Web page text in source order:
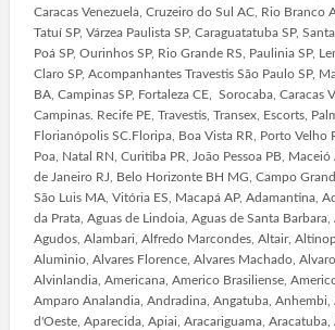
Caracas Venezuela, Cruzeiro do Sul AC, Rio Branco
Tatuí SP, Várzea Paulista SP, Caraguatatuba SP,
Poá SP, Ourinhos SP, Rio Grande RS, Paulinia SP,
Claro SP, Acompanhantes Travestis São Paulo SP,
BA, Campinas SP, Fortaleza CE, Sorocaba, Caracas
Campinas. Recife PE, Travestis, Transex, Escorts,
Florianópolis SC.Floripa, Boa Vista RR, Porto Velho
Poa, Natal RN, Curitiba PR, João Pessoa PB, Maceió
de Janeiro RJ, Belo Horizonte BH MG, Campo
São Luis MA, Vitória ES, Macapá AP, Adamantina,
da Prata, Aguas de Lindoia, Aguas de Santa Barbara,
Agudos, Alambari, Alfredo Marcondes, Altair,
Aluminio, Alvares Florence, Alvares Machado,
Alvinlandia, Americana, Americo Brasiliense,
Amparo Analandia, Andradina, Angatuba, Anhembi,
d'Oeste, Aparecida, Apiai, Aracariguama, Aracatuba,